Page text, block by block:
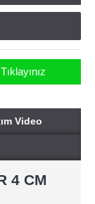
Video
4 CM